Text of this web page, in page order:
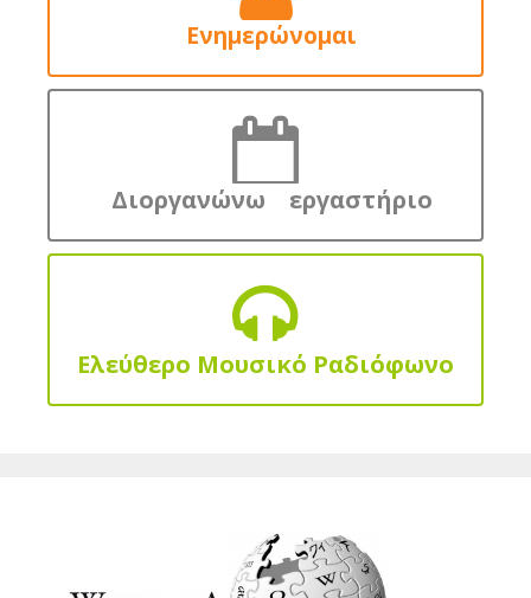
Ενημερώνομαι
Διοργανώνω εργαστήριο
Ελεύθερο Μουσικό Ραδιόφωνο